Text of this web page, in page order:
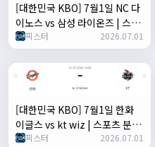
[대한민국 KBO] 7월1일 NC 다
이노스 vs 삼성 라이온즈 | 스포
츠 분석 무료 중계 토친놈
픽스터 2026.07.01
[대한민국 KBO] 7월1일 한화
이글스 vs kt wiz | 스포츠 분석
무료 중계 토친놈
픽스터 2026.07.01